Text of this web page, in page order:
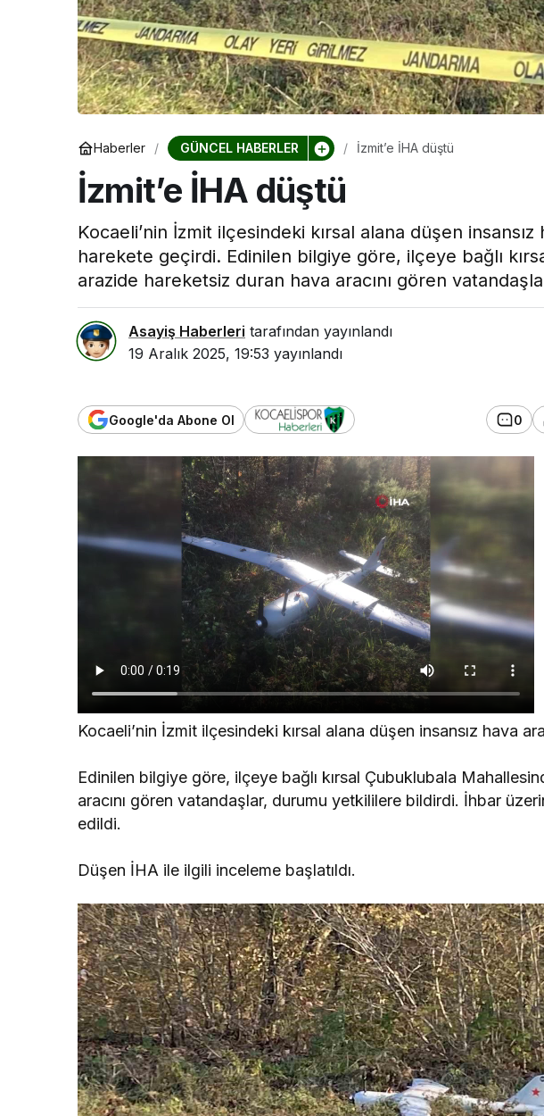
Haberler GÜNCEL HABERLER İzmit’e İHA düştü
İzmit’e İHA düştü
Kocaeli’nin İzmit ilçesindeki kırsal alana düşen
harekete geçirdi. Edinilen bilgiye göre, ilçeye bağlı
arazide hareketsiz duran hava aracını gören
Asayiş Haberleri tarafından yayınlandı
19 Aralık 2025, 19:53 yayınlandı
Google'da Abone Ol 0
Kocaeli’nin İzmit ilçesindeki kırsal alana düşen insansız hava
Edinilen bilgiye göre, ilçeye bağlı kırsal Çubuklubala
aracını gören vatandaşlar, durumu yetkililere bildirdi. İhbar
edildi.
Düşen İHA ile ilgili inceleme başlatıldı.
Kocaeli Devlet Hastanesi
Kocaeli Devlet
Hastanesi’nde Emzirme
Haftası Etkinliği